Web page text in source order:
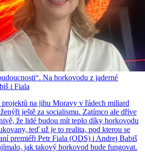
Na horkovodu z jaderné
i Fiala
projektů na jihu Moravy v řádech miliard
ještě za socialismu. Zatímco ale dříve
že lidé budou mít teplo díky horkovodu
teď už je to realita, pod kterou se
premiéři Petr Fiala (ODS) i Andrej Babiš
jak takový horkovod bude fungovat.